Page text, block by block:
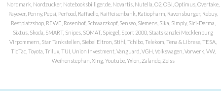
Nordmark, Nordzucker, Notebooksbilliger.de, Novartis, Nutella, O2, OBI, Optimus, Overtake,
Payever, Penny, Pepsi, Perfood, Raffaello, Raiffeisenbank, Ratiopharm, Ravensburger, Rebuy,
Restplatzshop, REWE, Rosenhof, Schwarzkopf, Senseo, Siemens, Sika, Simply, Siri-Derma,
Sixtus, Skoda, SMART, Snipes, SOMAT, Spiegel, Sport 2000, Staatskanzlei Mecklenburg
Virpommern, Star Tankstellen, Siebel Eltron, Stihl, Tchibo, Telekom, Tena & Librese, TESA,
TicTac, Toyota, Trilux, TUI, Union Investment, Vanguard, VGH, Volkswagen, Vorwerk, VW,
Weihenstephan, Xing, Youtube, Yxlon, Zalando, Zeiss